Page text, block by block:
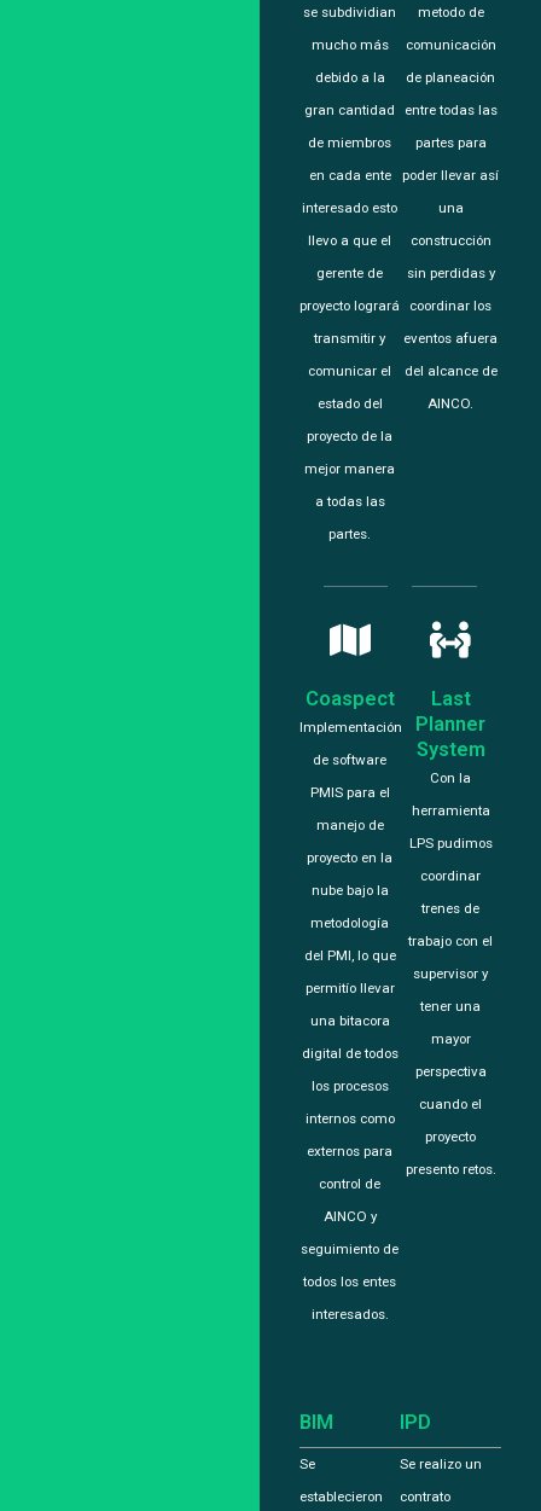
se subdividian
mucho más
debido a la
gran cantidad
de miembros
en cada ente
interesado esto
llevo a que el
gerente de
proyecto logrará
transmitir y
comunicar el
estado del
proyecto de la
mejor manera
a todas las
partes.
metodo de
comunicación
de planeación
entre todas las
partes para
poder llevar así
una
construcción
sin perdidas y
coordinar los
eventos afuera
del alcance de
AINCO.
Coaspect
Implementación
de software
PMIS para el
manejo de
proyecto en la
nube bajo la
metodología
del PMI, lo que
permitío llevar
una bitacora
digital de todos
los procesos
internos como
externos para
control de
AINCO y
seguimiento de
todos los entes
interesados.
Last
Planner
System
Con la
herramienta
LPS pudimos
coordinar
trenes de
trabajo con el
supervisor y
tener una
mayor
perspectiva
cuando el
proyecto
presento retos.
BIM
Se
establecieron
IPD
Se realizo un
contrato